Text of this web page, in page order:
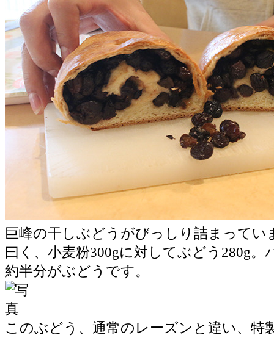
巨峰の干しぶどうがびっしり詰まって
曰く、小麦粉300gに対してぶどう280g。
約半分がぶどうです。
このぶどう、通常のレーズンと違い、特